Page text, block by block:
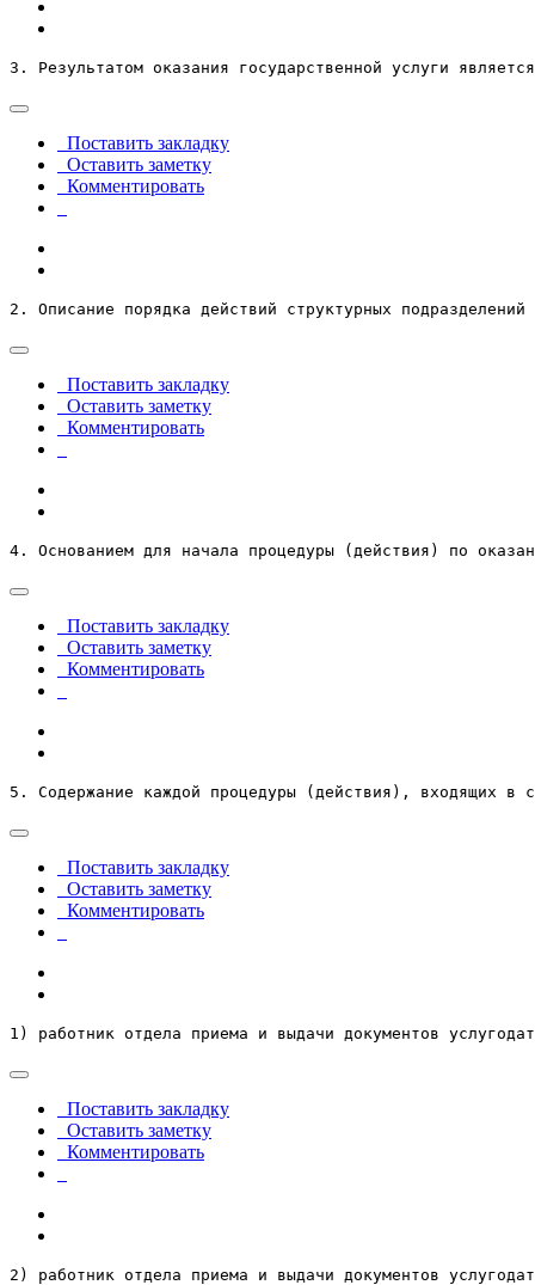
3. Результатом оказания государственной услуги
Поставить закладку
Оставить заметку
Комментировать
2. Описание порядка действий структурных
Поставить закладку
Оставить заметку
Комментировать
4. Основанием для начала процедуры (действия) по
Поставить закладку
Оставить заметку
Комментировать
5. Содержание каждой процедуры (действия), входящих в
Поставить закладку
Оставить заметку
Комментировать
1) работник отдела приема и выдачи документов
Поставить закладку
Оставить заметку
Комментировать
2) работник отдела приема и выдачи документов